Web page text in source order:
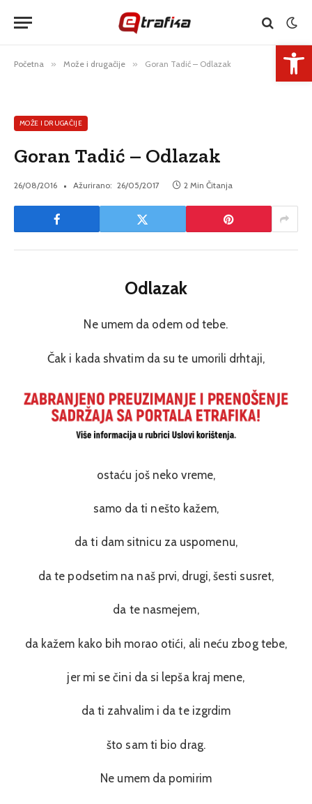
Početna » Može i drugačije » Goran Tadić – Odlazak
MOŽE I DRUGAČIJE
Goran Tadić – Odlazak
26/08/2016 Ažurirano: 26/05/2017 2 Min Čitanja
Odlazak
Ne umem da odem od tebe.
Čak i kada shvatim da su te umorili drhtaji,
ostaću još neko vreme,
samo da ti nešto kažem,
da ti dam sitnicu za uspomenu,
da te podsetim na naš prvi, drugi, šesti susret,
da te nasmejem,
da kažem kako bih morao otići, ali neću zbog tebe,
jer mi se čini da si lepša kraj mene,
da ti zahvalim i da te izgrdim
što sam ti bio drag.
Ne umem da pomirim